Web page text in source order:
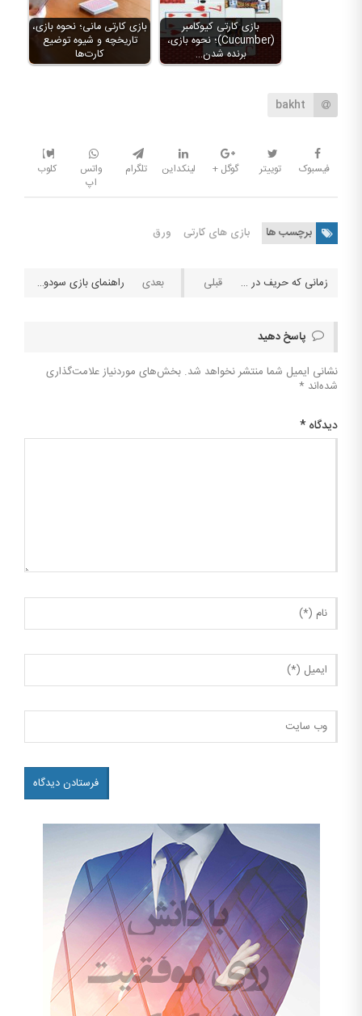
بازی کارتی مانی؛ نحوه بازی،
تاریخچه و شیوه توضیع
کارت‌ها
بازی کارتی کیوکامبر
(Cucumber)؛ نحوه بازی،
برنده شدن…
bakht
فیسبوک توییتر گوگل + لینکداین تلگرام
واتس
اپ
کلوب
برچسب ها بازی های کارتی ورق
زمانی که حریف در پوکر کارت های سوراخ را دو بار بررسی میکند، چه پیغامی به همراه دارد؟ راهنمای بازی سودوکو آنلاین
پاسخ دهید
نشانی ایمیل شما منتشر نخواهد شد. بخش‌های موردنیاز علامت‌گذاری
شده‌اند *
دیدگاه *